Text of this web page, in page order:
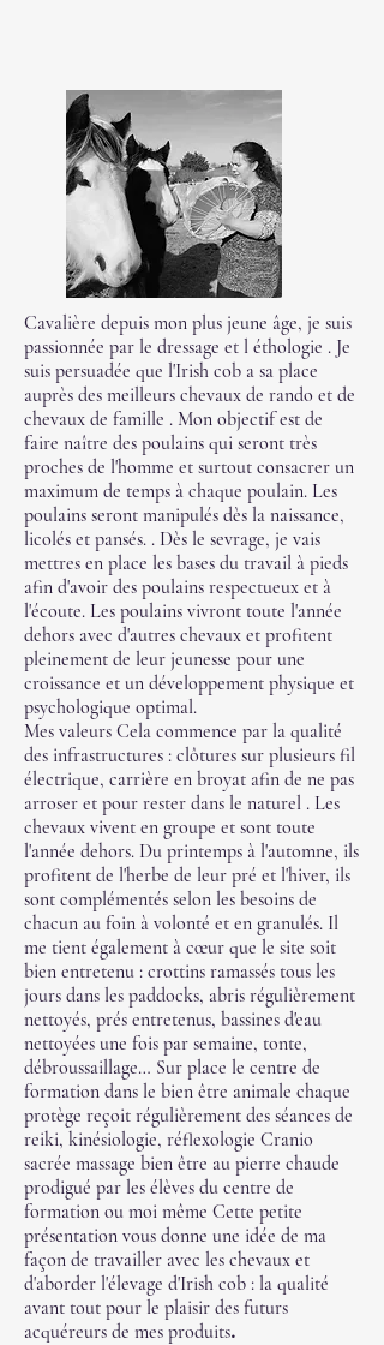
Cavalière depuis mon plus jeune âge, je suis
passionnée par le dressage et l éthologie . Je
suis persuadée que l'Irish cob a sa place
auprès des meilleurs chevaux de rando et de
chevaux de famille . Mon objectif est de
faire naître des poulains qui seront très
proches de l'homme et surtout consacrer un
maximum de temps à chaque poulain. Les
poulains seront manipulés dès la naissance,
licolés et pansés. . Dès le sevrage, je vais
mettres en place les bases du travail à pieds
afin d'avoir des poulains respectueux et à
l'écoute. Les poulains vivront toute l'année
dehors avec d'autres chevaux et profitent
pleinement de leur jeunesse pour une
croissance et un développement physique et
psychologique optimal.
Mes valeurs Cela commence par la qualité
des infrastructures : clôtures sur plusieurs fil
électrique, carrière en broyat afin de ne pas
arroser et pour rester dans le naturel . Les
chevaux vivent en groupe et sont toute
l'année dehors. Du printemps à l'automne, ils
profitent de l'herbe de leur pré et l'hiver, ils
sont complémentés selon les besoins de
chacun au foin à volonté et en granulés. Il
me tient également à cœur que le site soit
bien entretenu : crottins ramassés tous les
jours dans les paddocks, abris régulièrement
nettoyés, prés entretenus, bassines d'eau
nettoyées une fois par semaine, tonte,
débroussaillage… Sur place le centre de
formation dans le bien être animale chaque
protège reçoit régulièrement des séances de
reiki, kinésiologie, réflexologie Cranio
sacrée massage bien être au pierre chaude
prodigué par les élèves du centre de
formation ou moi même Cette petite
présentation vous donne une idée de ma
façon de travailler avec les chevaux et
d'aborder l'élevage d'Irish cob : la qualité
avant tout pour le plaisir des futurs
acquéreurs de mes produits.